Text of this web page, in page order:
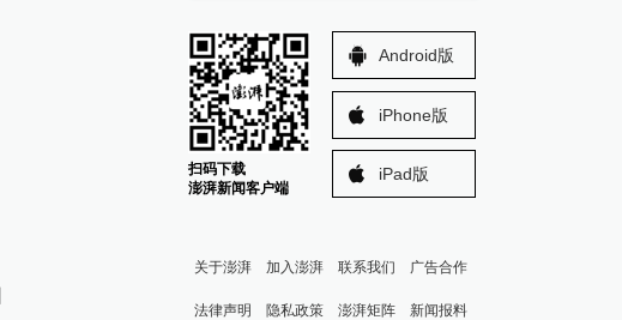
扫码下载
澎湃新闻客户端
Android版
iPhone版
iPad版
关于澎湃 加入澎湃 联系我们 广告合作
法律声明 隐私政策 澎湃矩阵 新闻报料